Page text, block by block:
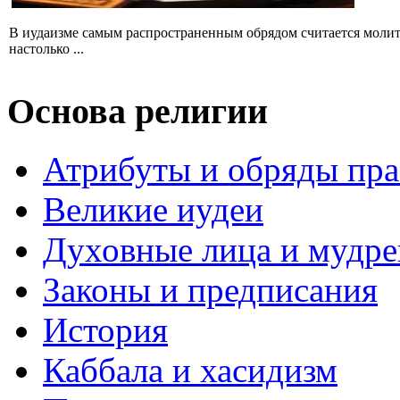
В иудаизме самым распространенным обрядом считается
настолько ...
Основа религии
Атрибуты и обряды
Великие иудеи
Духовные лица и
Законы и предписания
История
Каббала и хасидизм